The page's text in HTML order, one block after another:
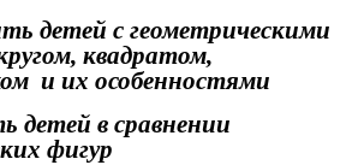
детей с геометрическими
квадратом,
и их особенностями
детей в сравнении
фигур